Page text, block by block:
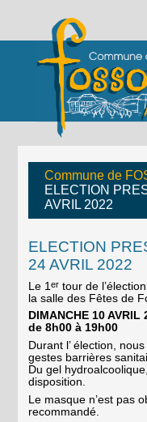
Commune de
ELECTION
AVRIL 2022
ELECTION
24 AVRIL 2022
Le 1 ertour de
la salle des Fêtes de
DIMANCHE 10 AVRIL
de 8h00 à 19h00
Durant l’ élection,
gestes barrières
Du gel
disposition.
Le masque n’est pas
recommandé.